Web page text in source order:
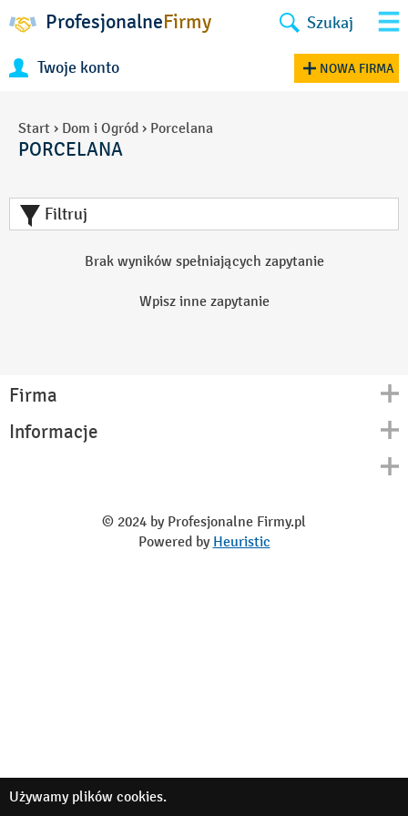
ProfesjonalneFirmy Szukaj
Twoje konto NOWA FIRMA
Start › Dom i Ogród › Porcelana
PORCELANA
Filtruj
Brak wyników spełniających zapytanie
Wpisz inne zapytanie
Firma
Kontakt
Informacje
© 2024 by Profesjonalne Firmy.pl
Powered by Heuristic
Używamy plików cookies.